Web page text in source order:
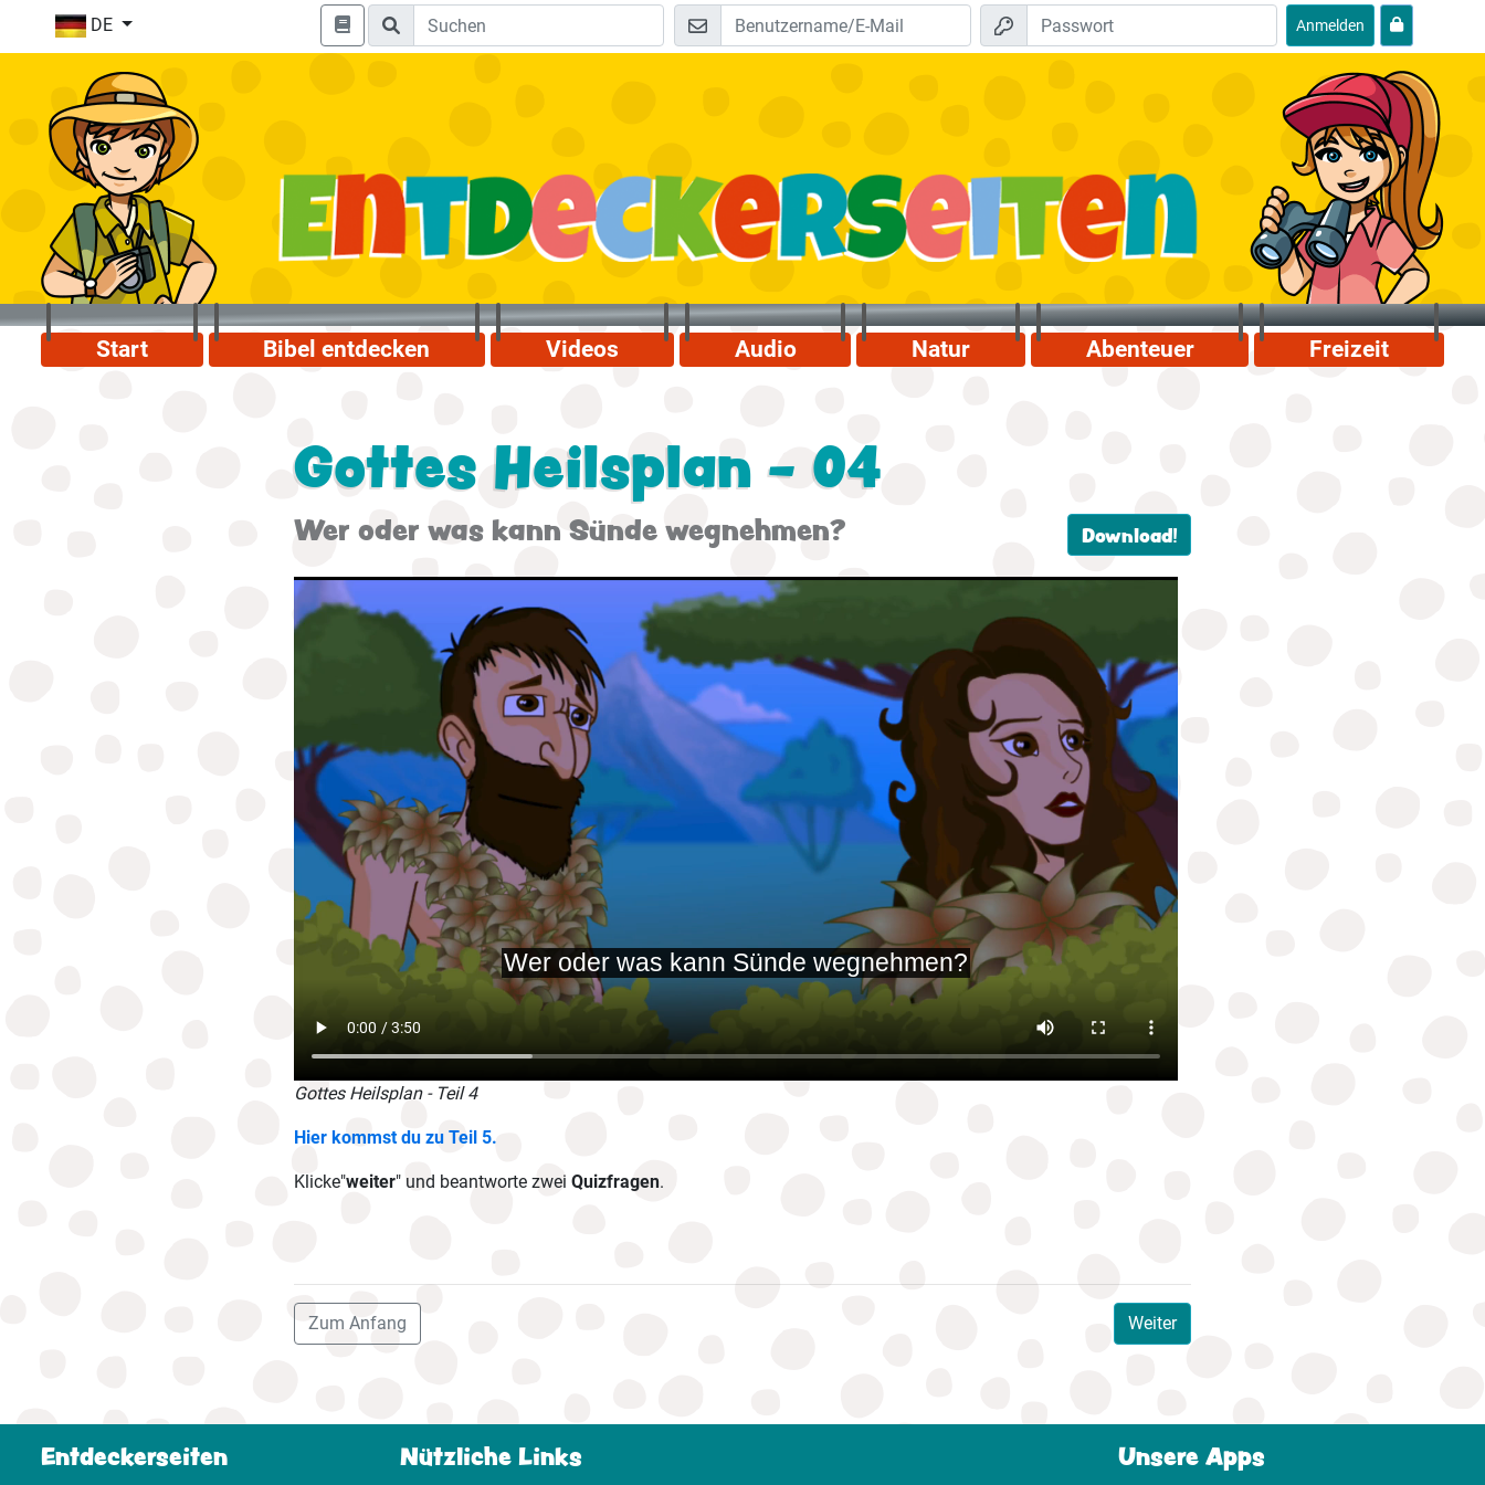
DE Anmelden
Start Bibel entdecken Videos Audio Natur Abenteuer Freizeit
Gottes Heilsplan - 04
Wer oder was kann Sünde wegnehmen? Download!
Gottes Heilsplan - Teil 4
Hier kommst du zu Teil 5.
Klicke"weiter" und beantworte zweiQuizfragen.
Weiter
Zum Anfang
Entdeckerseiten Nützliche Links Unsere Apps